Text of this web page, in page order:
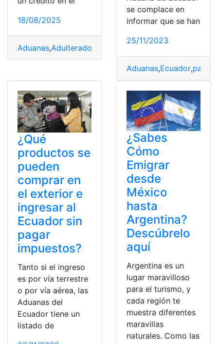
18/08/2025
Aduanas,Adulterado
se complace en
informar que se han
25/11/2023
Aduanas,Ecuador,
¿Qué
productos se
pueden
comprar en
el exterior e
ingresar al
Ecuador sin
pagar
impuestos?
Tanto si el ingreso
es por vía terrestre
o por vía aérea, las
Aduanas del
Ecuador tiene un
listado de
¿Sabes
Cómo
Emigrar
desde
México
hasta
Argentina?
Descúbrelo
aquí
Argentina es un
lugar maravilloso
para el turismo, y
cada región te
muestra diferentes
maravillas
naturales. Como las